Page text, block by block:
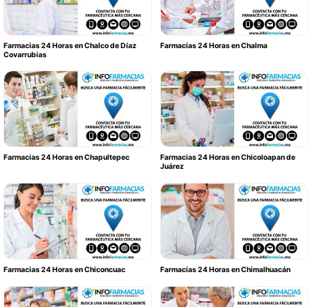
Farmacias 24 Horas en Chalco de Díaz
Covarrubias
Farmacias 24 Horas en Chalma
Farmacias 24 Horas en Chapultepec
Farmacias 24 Horas en Chicoloapan de
Juárez
Farmacias 24 Horas en Chiconcuac Farmacias 24 Horas en Chimalhuacán